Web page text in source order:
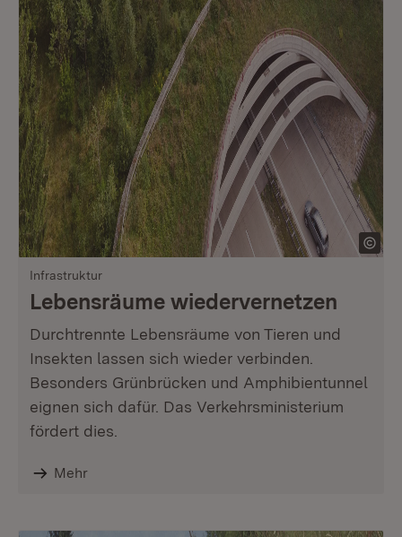
Infrastruktur
Lebensräume wiedervernetzen
Durchtrennte Lebensräume von Tieren und
Insekten lassen sich wieder verbinden.
Besonders Grünbrücken und Amphibientunnel
eignen sich dafür. Das Verkehrsministerium
fördert dies.
Mehr